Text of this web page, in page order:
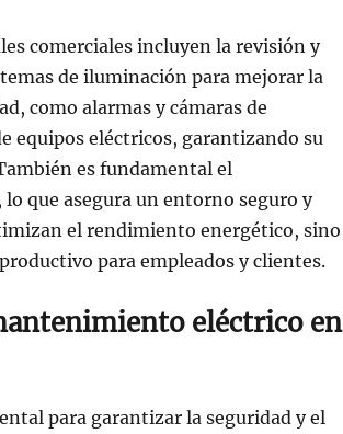
comerciales incluyen la revisión y
de iluminación para mejorar la
como alarmas y cámaras de
equipos eléctricos, garantizando su
es fundamental el
que asegura un entorno seguro y
el rendimiento energético, sino
para empleados y clientes.
eléctrico en
para garantizar la seguridad y el